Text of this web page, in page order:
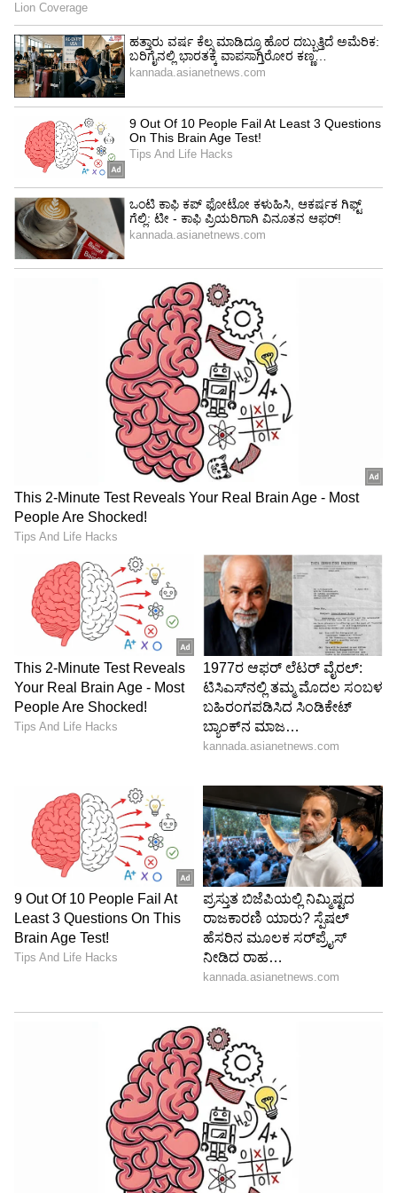
Image Credit :OTHERS
ಧನು ರಾಶಿ
ಧನು ರಾಶಿಯವರಿಗೆ ಲಾಭವಾಗುವ ಅವಕಾಶವಿರುತ್ತದೆ. ಜುಲೈ
25 ರಂದು ಕುಂಭ ರಾಶಿಯಲ್ಲಿ ಮಂಗಳ ಗ್ರಹಣ
ಸಾಗುವುದರಿಂದ ಧನು ರಾಶಿಯವರಿಗೆ ಶುಭ ಫಲಿತಾಂಶಗಳು
ದೊರೆಯುತ್ತವೆ. ನಿಮ್ಮ ಉದ್ಯೋಗ ಮತ್ತು ವ್ಯವಹಾರದಲ್ಲಿ
ನೀವು ಯಶಸ್ಸನ್ನು ಕಾಣುತ್ತೀರಿ. ಹಠಾತ್ ಆರ್ಥಿಕ ಲಾಭಗಳು
ಸಾಧ್ಯ.
ABOUT THE AUTHOR
SH Sushma Hegde
ಸುವರ್ಣ ನ್ಯೂಸ್ ಸುದ್ದಿ ಮಾಧ್ಯಮದ ಡಿಜಿಟಲ್ ವಿಭಾಗದಲ್ಲಿ ಕಳೆದ
ಮೂರು ವರ್ಷಗಳಿಂದ ಕೆಲಸ ಮಾಡುತ್ತಿದ್ದೇನೆ. ದೃಶ್ಯ ಮಾಧ್ಯಮ,
ಡಿಜಿಟಲ್‌ ಮಾಧ್ಯಮದಲ್ಲಿ 5 ವರ್ಷ ಕೆಲಸ ಮಾಡಿದ ಅನುಭವವಿದೆ.
SDM ಉಜಿರೆಯಲ್ಲಿ ಪತ್ರಿಕೋದ್ಯಮದ ಸ್ನಾತಕೋತ್ತರ ಪದವಿ.
ಸುದ್ದಿಲೋಕದಲ್ಲಿ ರಾಜಕೀಯ, ದೇಶ, ಜ್ಯೋತಿಷ್ಯ, ಜೀವನಶೈಲಿ,
ವಾಣಿಜ್ಯ, ಕ್ರೈಂ ಸುದ್ದಿಗಳಲ್ಲಿ ಆಸಕ್ತಿ.
ರಾಶಿ ಜ್ಯೋತಿಷ್ಯ ಮಂಗಳ ಅದೃಷ್ಟ
DOWNLOAD APP
RECOMMENDED STORIES